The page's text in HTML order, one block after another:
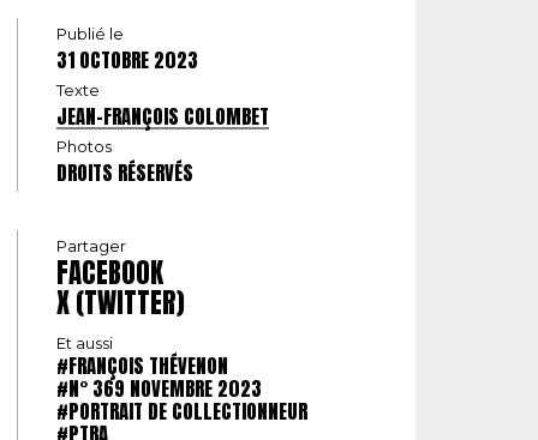
Publié le
31 OCTOBRE 2023
Texte
JEAN-FRANÇOIS COLOMBET
Photos
DROITS RÉSERVÉS
Partager
FACEBOOK
X (TWITTER)
Et aussi
#FRANÇOIS THÉVENON
#N° 369 NOVEMBRE 2023
#PORTRAIT DE COLLECTIONNEUR